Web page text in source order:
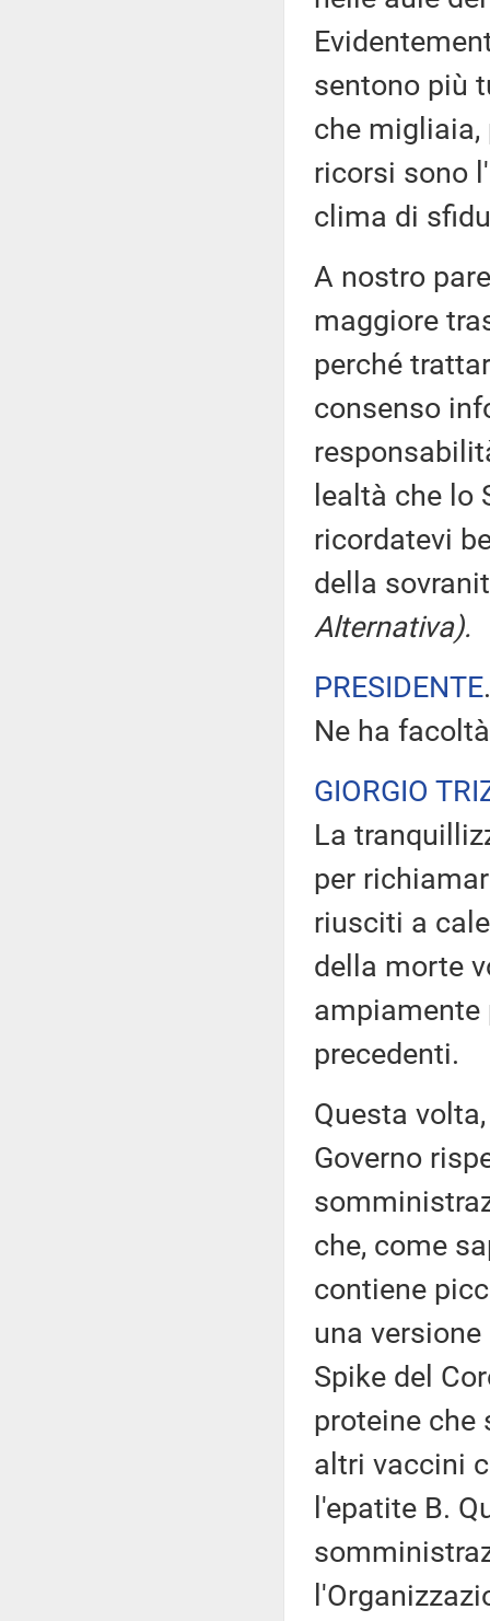
sentono più
che migliaia,
ricorsi sono
clima di
A nostro
maggiore
perché
consenso
lealtà che lo
ricordatevi
della
Alternativa).
PRESIDENTE
Ne ha
GIORGIO
La
per
riusciti a
della morte
precedenti.
Questa
Governo
che, come
contiene
una
Spike del
proteine che
altri vaccini
l'epatite B.